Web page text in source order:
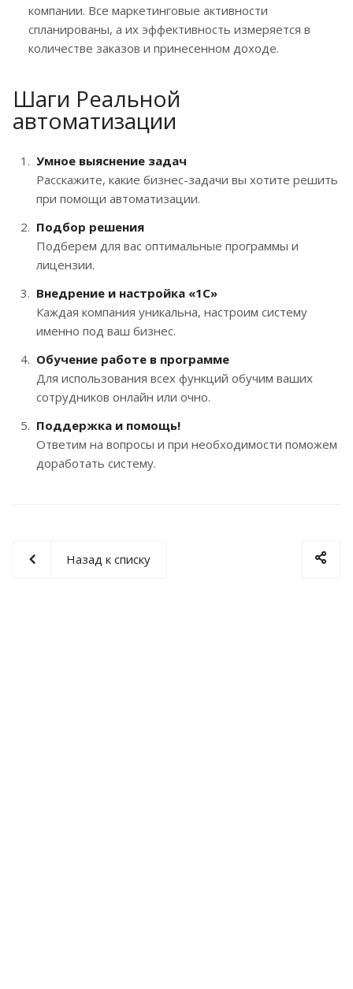
компании. Все маркетинговые активности
спланированы, а их эффективность измеряется в
количестве заказов и принесенном доходе.
Шаги Реальной
автоматизации
Умное выяснение задач
Расскажите, какие бизнес-задачи вы хотите решить
при помощи автоматизации.
Подбор решения
Подберем для вас оптимальные программы и
лицензии.
Внедрение и настройка «1С»
Каждая компания уникальна, настроим систему
именно под ваш бизнес.
Обучение работе в программе
Для использования всех функций обучим ваших
сотрудников онлайн или очно.
Поддержка и помощь!
Ответим на вопросы и при необходимости поможем
доработать систему.
Назад к списку